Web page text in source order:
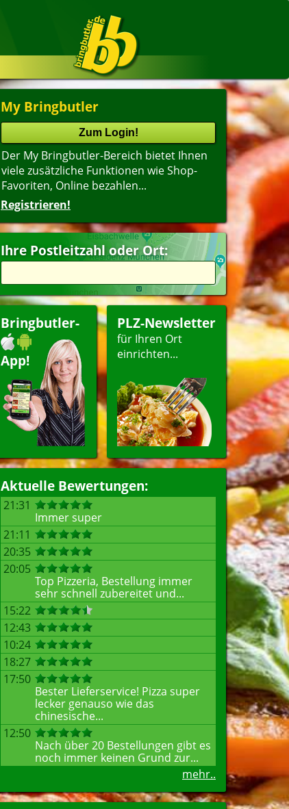
My Bringbutler
Der My Bringbutler-Bereich bietet Ihnen
viele zusätzliche Funktionen wie Shop-
Favoriten, Online bezahlen...
Registrieren!
Ihre Postleitzahl oder Ort:
Bringbutler-
App!
PLZ-Newsletter
für Ihren Ort
einrichten...
Aktuelle Bewertungen:
21:31
Immer super
21:11
20:35
20:05
Top Pizzeria, Bestellung immer
sehr schnell zubereitet und...
15:22
12:43
10:24
18:27
17:50
Bester Lieferservice! Pizza super
lecker genauso wie das
chinesische...
12:50
Nach über 20 Bestellungen gibt es
noch immer keinen Grund zur...
mehr..